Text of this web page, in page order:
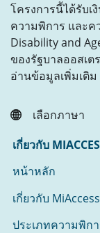
โครงการนี้ได้รับ
ความพิการ และค
Disability and
ของรัฐบาลออสเต
อ่านข้อมูลเพิ่มเติม
เลือกภาษา
เกี่ยวกับ
หน้าหลัก
เกี่ยวกับ MiAccess
ประเภทความพิก